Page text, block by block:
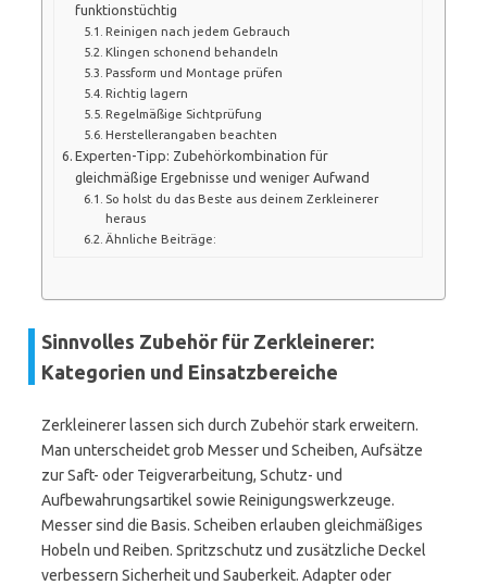
funktionstüchtig
Reinigen nach jedem Gebrauch
Klingen schonend behandeln
Passform und Montage prüfen
Richtig lagern
Regelmäßige Sichtprüfung
Herstellerangaben beachten
Experten-Tipp: Zubehörkombination für
gleichmäßige Ergebnisse und weniger Aufwand
So holst du das Beste aus deinem Zerkleinerer
heraus
Ähnliche Beiträge:
Sinnvolles Zubehör für Zerkleinerer:
Kategorien und Einsatzbereiche
Zerkleinerer lassen sich durch Zubehör stark erweitern.
Man unterscheidet grob Messer und Scheiben, Aufsätze
zur Saft- oder Teigverarbeitung, Schutz- und
Aufbewahrungsartikel sowie Reinigungswerkzeuge.
Messer sind die Basis. Scheiben erlauben gleichmäßiges
Hobeln und Reiben. Spritzschutz und zusätzliche Deckel
verbessern Sicherheit und Sauberkeit. Adapter oder